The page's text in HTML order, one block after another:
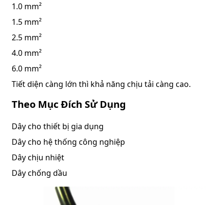
1.0 mm²
1.5 mm²
2.5 mm²
4.0 mm²
6.0 mm²
Tiết diện càng lớn thì khả năng chịu tải càng cao.
Theo Mục Đích Sử Dụng
Dây cho thiết bị gia dụng
Dây cho hệ thống công nghiệp
Dây chịu nhiệt
Dây chống dầu